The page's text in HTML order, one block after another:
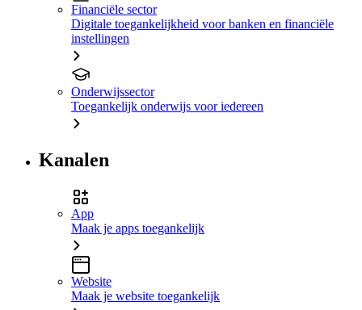
Financiële sector
Digitale toegankelijkheid voor banken en financiële
instellingen
Onderwijssector
Toegankelijk onderwijs voor iedereen
Kanalen
App
Maak je apps toegankelijk
Website
Maak je website toegankelijk